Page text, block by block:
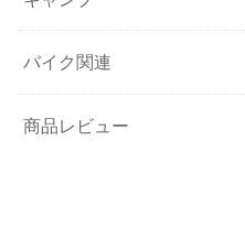
バイク関連
商品レビュー